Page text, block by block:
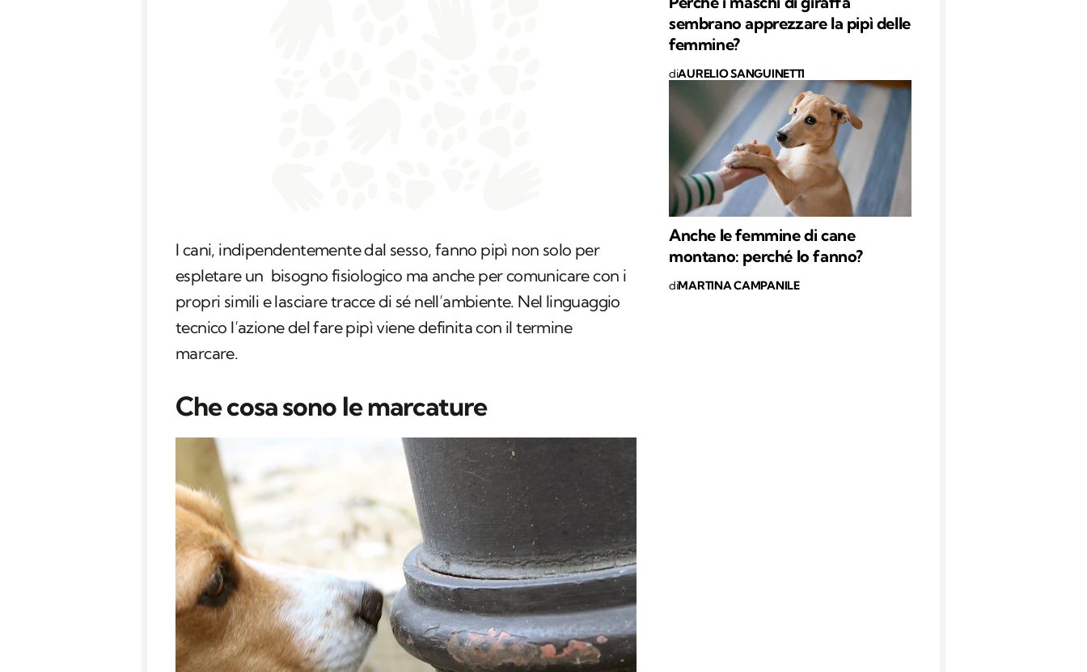
I cani, indipendentemente dal sesso, fanno pipì non solo per
espletare un bisogno fisiologico ma anche per comunicare con i
propri simili e lasciare tracce di sé nell’ambiente. Nel linguaggio
tecnico l’azione del fare pipì viene definita con il termine
marcare.
Che cosa sono le marcature
sembrano apprezzare la pipì delle
femmine?
diAURELIO SANGUINETTI
Anche le femmine di cane
montano: perché lo fanno?
diMARTINA CAMPANILE